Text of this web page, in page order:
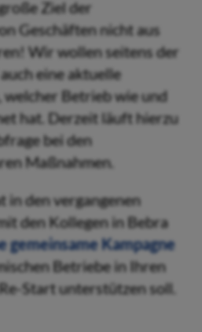
Ziel der
Geschäften nicht aus
Wir wollen seitens der
eine aktuelle
Betrieb wie und
hat. Derzeit läuft hierzu
bei den
Maßnahmen.
in den vergangenen
den Kollegen in Bebra
gemeinsame Kampagne
Betriebe in Ihren
Start unterstützen soll.